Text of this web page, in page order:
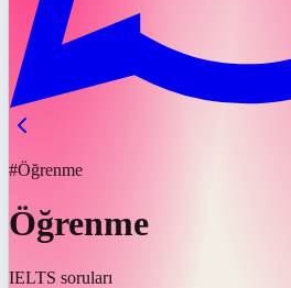
#Öğrenme
Öğrenme
IELTS soruları